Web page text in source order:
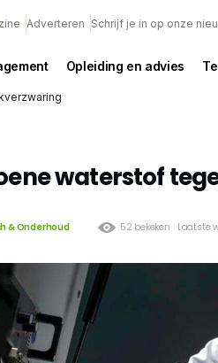
Adverteren Schrijf je in op onze
Opleiding en advies
waterstof
& Onderhoud 52 bekeken Laatste